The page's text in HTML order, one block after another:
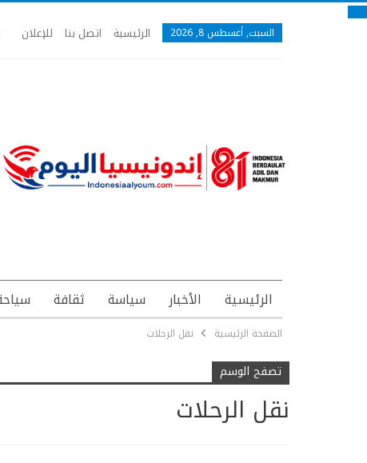
السبت, أغسطس 8, 2026 الرئيسية اتصل بنا للإعلان
الرئيسية الأخبار سياسة ثقافة
الصفحة الرئيسية نقل الرحلات
تصفح الوسم
نقل الرحلات